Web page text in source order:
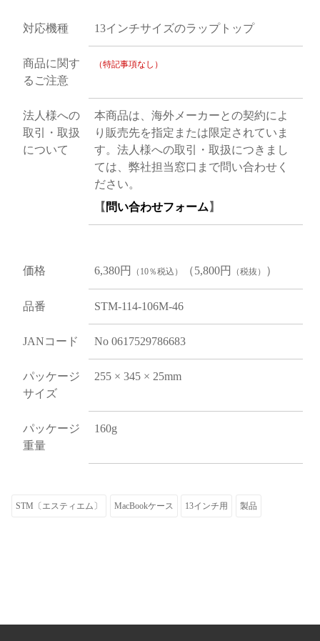
対応機種 13インチサイズのラップトップ
商品に関す
るご注意
（特記事項なし）
法人様への
取引・取扱
について
本商品は、海外メーカーとの契約によ
り販売先を指定または限定されていま
す。法人様への取引・取扱につきまし
ては、弊社担当窓口まで問い合わせく
ださい。
【 問い合わせフォーム 】
価格 6,380円 （10％税込） （5,800円 （税抜） ）
品番 STM-114-106M-46
JANコード No 0617529786683
パッケージ
サイズ
255 × 345 × 25mm
パッケージ
重量
160g
STM〔エスティエム〕 MacBookケース 13インチ用 製品